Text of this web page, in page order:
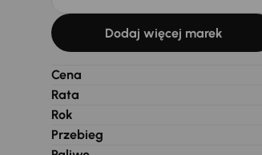
Dodaj więcej marek
Cena
Rata
Rok
Przebieg